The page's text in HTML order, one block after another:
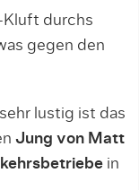
Kluft durchs
gegen den
lustig ist das
Jung von Matt
in